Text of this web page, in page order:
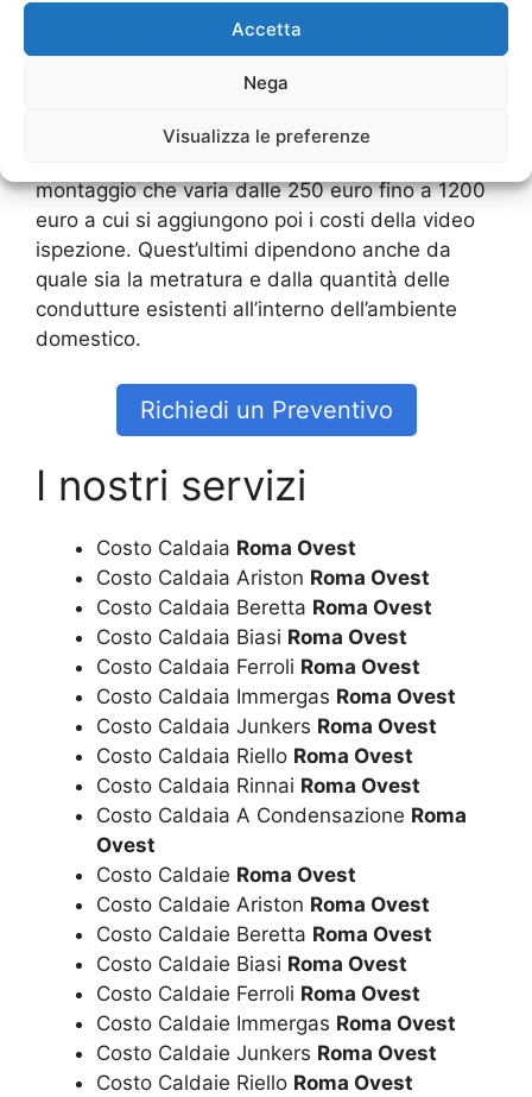
Accetta
Nega
Visualizza le preferenze
Condensazione Prezzi Con Montaggio Roma
e videoispezione, la spesa da sostenere
potrebbe essere sulle 1.000 euro per l’acquisto
di una struttura o anche di più, dipende sempre
montaggio che varia dalle 250 euro fino a 1200
euro a cui si aggiungono poi i costi della video
ispezione. Quest’ultimi dipendono anche da
quale sia la metratura e dalla quantità delle
condutture esistenti all’interno dell’ambiente
domestico.
Richiedi un Preventivo
I nostri servizi
Costo Caldaia Roma Ovest
Costo Caldaia Ariston Roma Ovest
Costo Caldaia Beretta Roma Ovest
Costo Caldaia Biasi Roma Ovest
Costo Caldaia Ferroli Roma Ovest
Costo Caldaia Immergas Roma Ovest
Costo Caldaia Junkers Roma Ovest
Costo Caldaia Riello Roma Ovest
Costo Caldaia Rinnai Roma Ovest
Costo Caldaia A Condensazione Roma
Ovest
Costo Caldaie Roma Ovest
Costo Caldaie Ariston Roma Ovest
Costo Caldaie Beretta Roma Ovest
Costo Caldaie Biasi Roma Ovest
Costo Caldaie Ferroli Roma Ovest
Costo Caldaie Immergas Roma Ovest
Costo Caldaie Junkers Roma Ovest
Costo Caldaie Riello Roma Ovest